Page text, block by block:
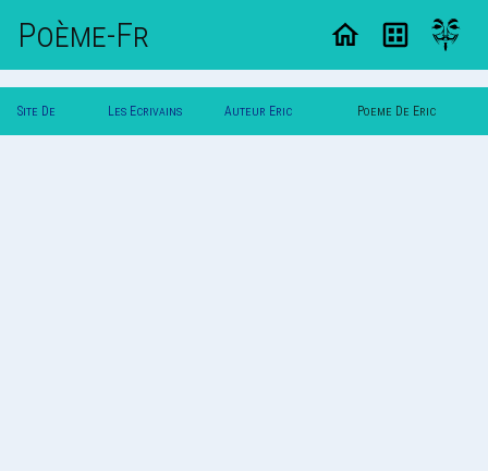
Poème-Fr
Site De Les Ecrivains Auteur Eric Poeme De Eric